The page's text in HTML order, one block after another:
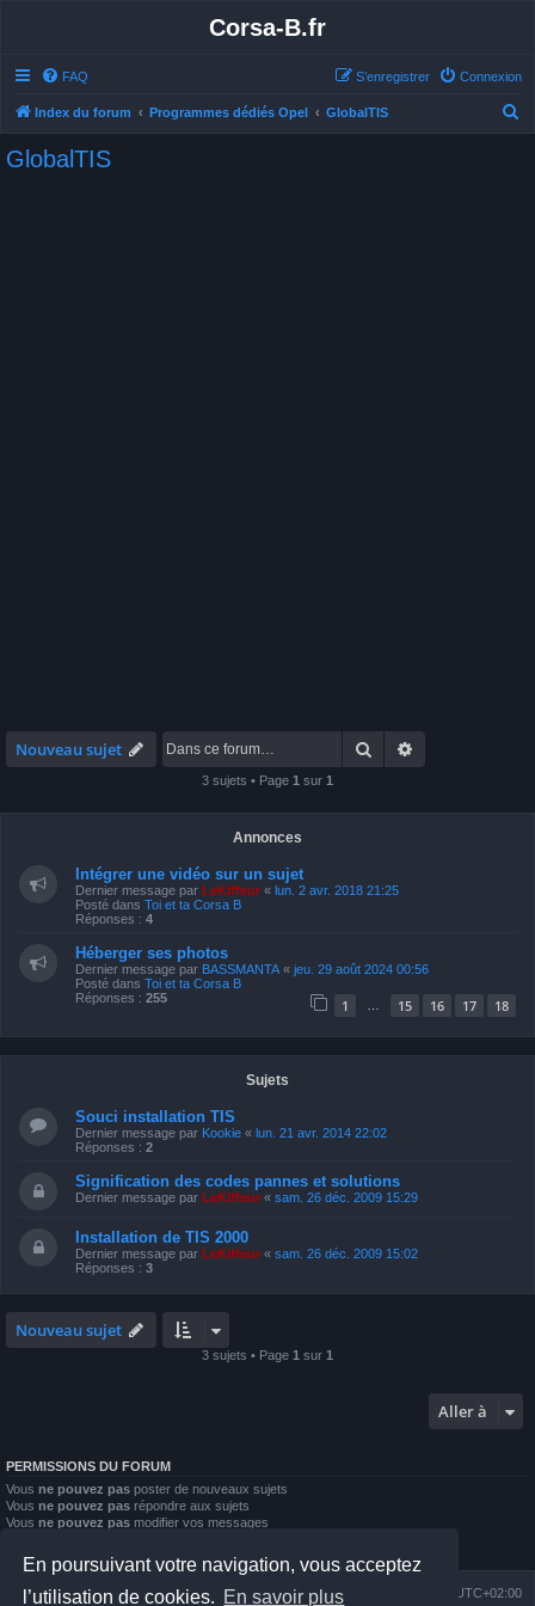
En poursuivant votre navigation, vous acceptez
l’utilisation de cookies. En savoir plus
Corsa-B.fr
FAQ Connexion
S’enregistrer
Index du forum Programmes dédiés Opel GlobalTIS
GlobalTIS
Nouveau sujet Rechercher
3 sujets • Page 1 sur 1
Annonces
Intégrer une vidéo sur un sujet
Dernier message par LeKiffeur « lun. 2 avr. 2018 21:25
Posté dans Toi et ta Corsa B
Réponses : 4
Héberger ses photos
Dernier message par BASSMANTA « jeu. 29 août 2024 00:56
Posté dans Toi et ta Corsa B
Réponses : 255 1 15 16 17 18
Sujets
Souci installation TIS
Dernier message par Kookie « lun. 21 avr. 2014 22:02
Réponses : 2
Signification des codes pannes et solutions
Dernier message par LeKiffeur « sam. 26 déc. 2009 15:29
Installation de TIS 2000
Dernier message par LeKiffeur « sam. 26 déc. 2009 15:02
Réponses : 3
Nouveau sujet
3 sujets • Page 1 sur 1
Aller à
PERMISSIONS DU FORUM
Vous ne pouvez pas poster de nouveaux sujets
Vous ne pouvez pas répondre aux sujets
Vous ne pouvez pas modifier vos messages
Vous
ne pouvez pas joindre des fichiers
Index du forum UTC+02:00
Nous contacter